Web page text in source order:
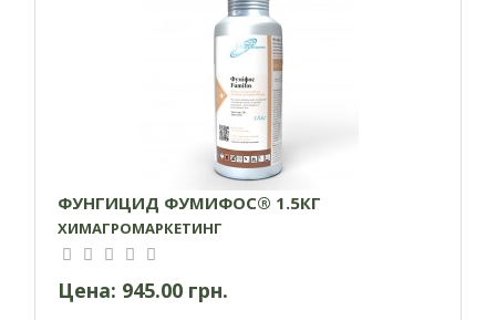
ФУНГИЦИД ФУМИФОС® 1.5КГ
ХИМАГРОМАРКЕТИНГ
Цена: 945.00 грн.